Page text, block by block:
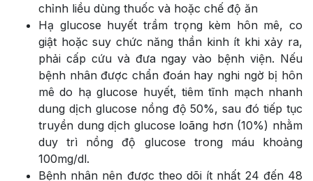
chỉnh liều dùng thuốc và hoặc chế độ ăn
Hạ glucose huyết trầm trọng kèm hôn mê, co
giật hoặc suy chức năng thần kinh ít khi xảy ra,
phải cấp cứu và đưa ngay vào bệnh viện. Nếu
bệnh nhân được chẩn đoán hay nghi ngờ bị hôn
mê do hạ glucose huyết, tiêm tĩnh mạch nhanh
dung dịch glucose nồng độ 50%, sau đó tiếp tục
truyền dung dịch glucose loãng hơn (10%) nhằm
duy trì nồng độ glucose trong máu khoảng
100mg/dl.
Bệnh nhân nên được theo dõi ít nhất 24 đến 48